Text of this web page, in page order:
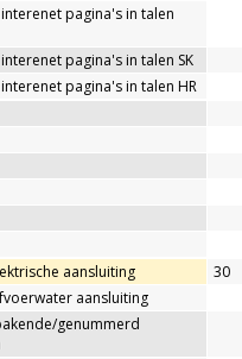
interenet pagina's in talen
interenet pagina's in talen SK
pagina's in talen HR
aansluiting
30
aansluiting
genummerd